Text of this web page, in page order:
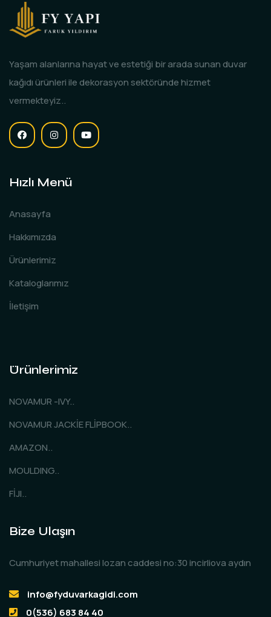
Yaşam alanlarına hayat ve estetiği bir arada sunan duvar
kağıdı ürünleri ile dekorasyon sektöründe hizmet
vermekteyiz..
Hızlı Menü
Anasayfa
Hakkımızda
Ürünlerimiz
Kataloglarımız
İletişim
Ürünlerimiz
NOVAMUR -IVY..
NOVAMUR JACKİE FLİPBOOK..
AMAZON..
MOULDING..
FİJI..
Bize Ulaşın
Cumhuriyet mahallesi lozan caddesi no:30 incirliova aydın
info@fyduvarkagidi.com
0(536) 683 84 40